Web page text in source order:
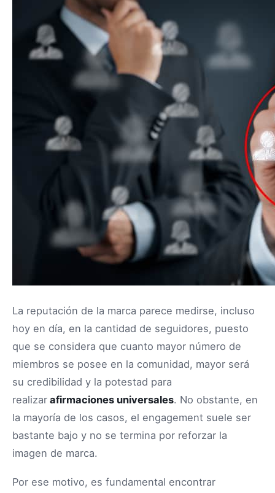
La reputación de la marca parece medirse, incluso
hoy en día, en la cantidad de seguidores, puesto
que se considera que cuanto mayor número de
miembros se posee en la comunidad, mayor será
su credibilidad y la potestad para
realizar afirmaciones universales. No obstante, en
la mayoría de los casos, el engagement suele ser
bastante bajo y no se termina por reforzar la
imagen de marca.
Por ese motivo, es fundamental encontrar